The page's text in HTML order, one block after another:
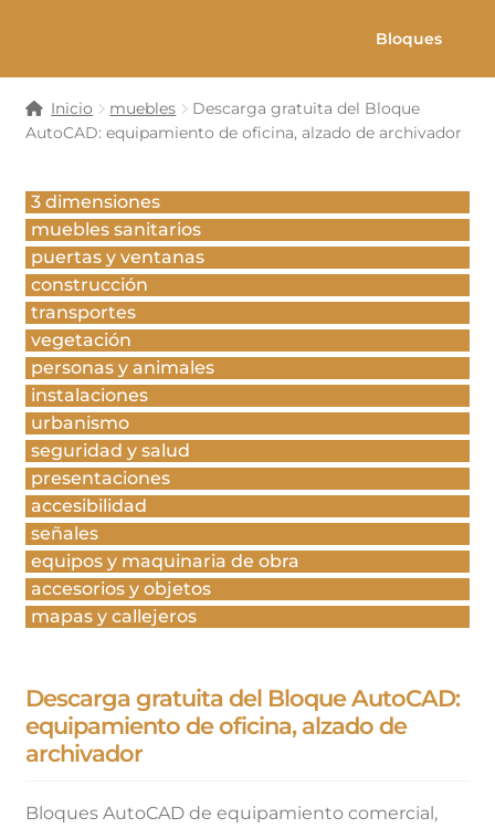
Bloques
Inicio muebles
Descarga gratuita del Bloque
AutoCAD: equipamiento de oficina, alzado de archivador
Descarga gratuita del Bloque AutoCAD:
equipamiento de oficina, alzado de
archivador
Bloques AutoCAD de equipamiento comercial,
3 dimensiones
muebles sanitarios
puertas y ventanas
construcción
transportes
vegetación
personas y animales
instalaciones
urbanismo
seguridad y salud
presentaciones
accesibilidad
señales
equipos y maquinaria de obra
accesorios y objetos
mapas y callejeros